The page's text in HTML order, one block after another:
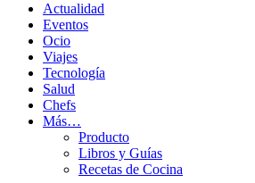
Actualidad
Eventos
Ocio
Viajes
Tecnología
Salud
Chefs
Más…
Producto
Libros y Guías
Recetas de Cocina